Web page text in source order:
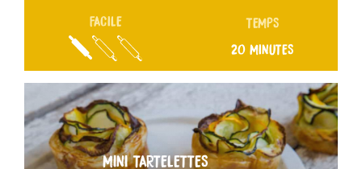
FACILE TEMPS
20 MINUTES
MINI TARTELETTES